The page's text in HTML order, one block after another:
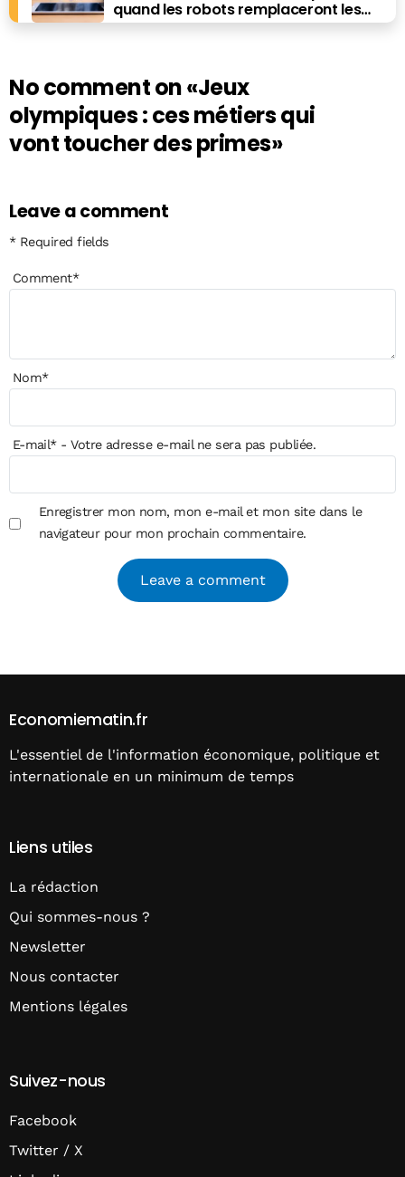
quand les robots remplaceront les
financiers. Elle commencera quand ils
No comment on«Jeux
olympiques : ces métiers qui
vont toucher des primes»
Leave a comment
* Required fields
Comment*
Nom*
E-mail*- Votre adresse e-mail ne sera pas publiée.
Enregistrer mon nom, mon e-mail et mon site dans le
navigateur pour mon prochain commentaire.
Economiematin.fr
L'essentiel de l'information économique, politique et
internationale en un minimum de temps
Liens utiles
La rédaction
Qui sommes-nous ?
Newsletter
Nous contacter
Mentions légales
Suivez-nous
Facebook
Twitter / X